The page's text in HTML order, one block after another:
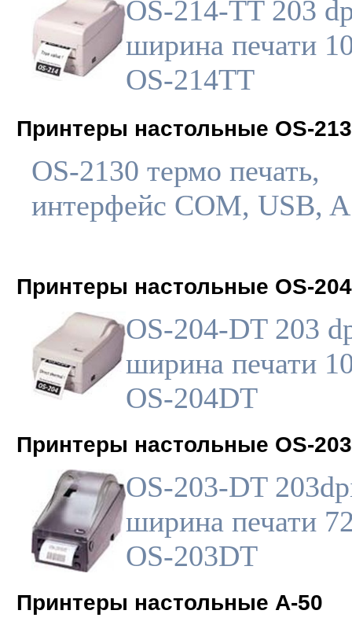
OS-214-TT 203
ширина печати
OS-214TT
Принтеры настольные OS-
OS-2130 термо печать,
интерфейс COM, USB,
Принтеры настольные OS-
OS-204-DT 203
ширина печати
OS-204DT
Принтеры настольные OS-
OS-203-DT
ширина печати
OS-203DT
Принтеры настольные A-50